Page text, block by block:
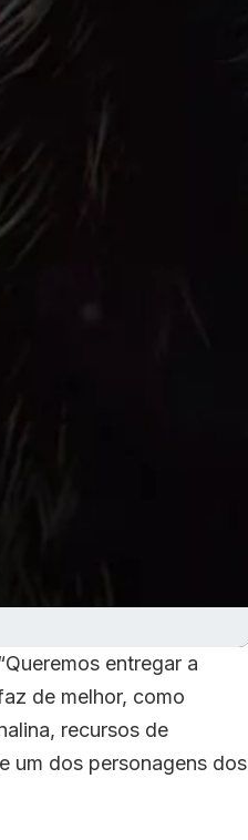
entregar a
de melhor, como
recursos de
um dos personagens dos